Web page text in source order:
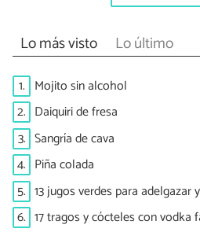
Lo más visto Lo último
1. Mojito sin alcohol
2. Daiquiri de fresa
3. Sangría de cava
4. Piña colada
5. 13 jugos verdes para adelgazar
6. 17 tragos y cócteles con vodka